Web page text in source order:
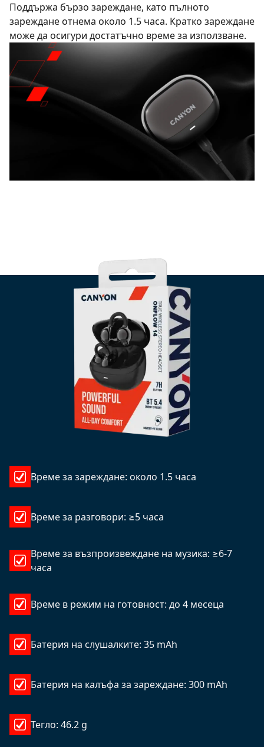
Поддържа бързо зареждане, като пълното
зареждане отнема около 1.5 часа. Кратко зареждане
може да осигури достатъчно време за използване.
Време за зареждане: около 1.5 часа
Време за разговори: ≥5 часа
Време за възпроизвеждане на музика: ≥6-7
часа
Време в режим на готовност: до 4 месеца
Батерия на слушалките: 35 mAh
Батерия на калъфа за зареждане: 300 mAh
Тегло: 46.2 g